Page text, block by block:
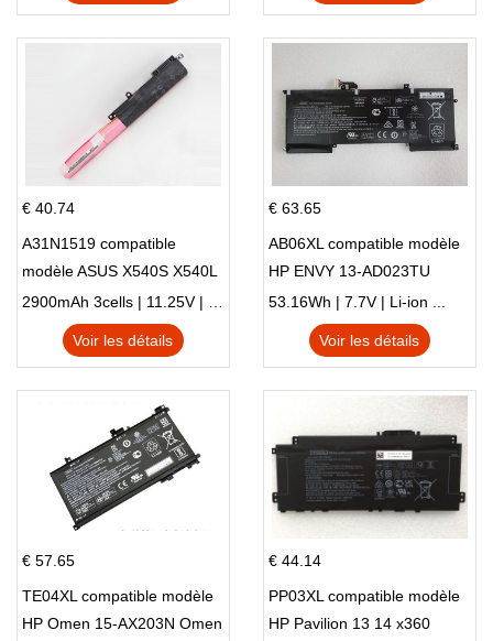
€ 40.74
A31N1519 compatible
modèle ASUS X540S X540L
X540LA-SI302 X540SA
X540S
2900mAh 3cells | 11.25V | Li-ion ...
Voir les détails
€ 63.65
AB06XL compatible modèle
HP ENVY 13-AD023TU
HSTNN-DB8C 921438-855
TPN-I128
53.16Wh | 7.7V | Li-ion ...
Voir les détails
€ 57.65
TE04XL compatible modèle
HP Omen 15-AX203N Omen
€ 44.14
PP03XL compatible modèle
HP Pavilion 13 14 x360